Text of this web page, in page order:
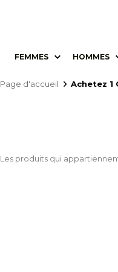
FEMMES HOMMES
Page d'accueil Achetez 1
Les produits qui